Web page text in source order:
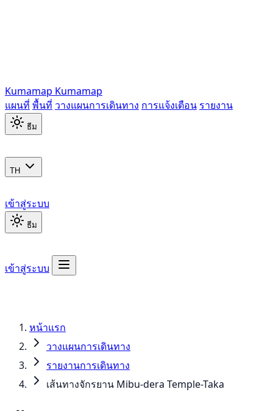
Kumamap Kumamap
แผนที่ พื้นที่ วางแผนการเดินทาง การแจ้งเตือน รายงาน
ธีม
TH
เข้าสู่ระบบ
ธีม
เข้าสู่ระบบ
หน้าแรก
วางแผนการเดินทาง
รายงานการเดินทาง
เส้นทางจักรยาน Mibu-dera Temple-Taka